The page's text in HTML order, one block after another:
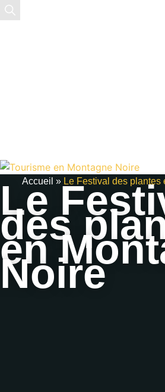
Accueil » Le Festival des plantes
Le
des
en
Noire